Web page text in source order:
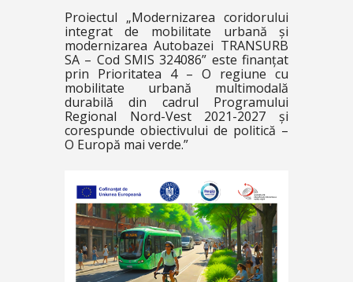
Proiectul „Modernizarea coridorului
integrat de mobilitate urbană și
modernizarea Autobazei TRANSURB
SA – Cod SMIS 324086” este finanțat
prin Prioritatea 4 – O regiune cu
mobilitate urbană multimodală
durabilă din cadrul Programului
Regional Nord-Vest 2021-2027 și
corespunde obiectivului de politică –
O Europă mai verde.”